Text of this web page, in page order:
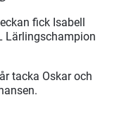
fick Isabell
Lärlingschampion
tacka Oskar och